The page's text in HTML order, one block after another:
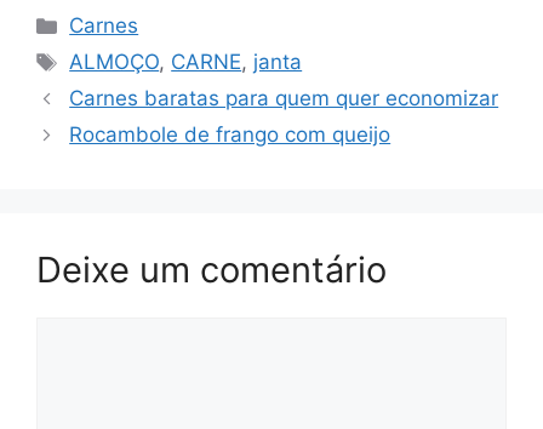
Categorias
Carnes
Tags
ALMOÇO, CARNE, janta
Carnes baratas para quem quer economizar
Rocambole de frango com queijo
Deixe um comentário